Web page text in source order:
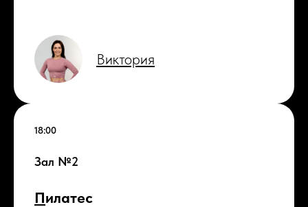
Виктория
18:00
Зал №2
Пилатес